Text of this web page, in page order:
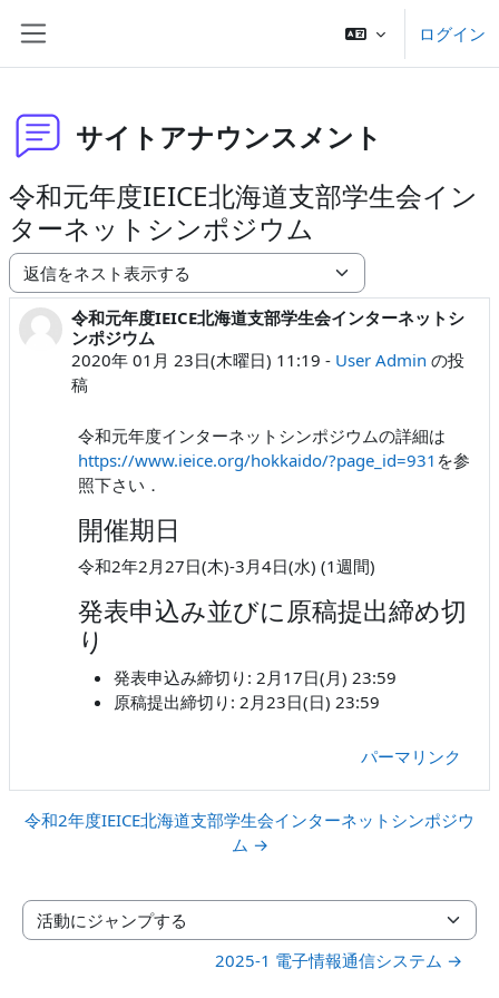
ログイン
サイトアナウンスメント
令和元年度IEICE北海道支部学生会イン
ターネットシンポジウム
表示モード
令和元年度IEICE北海道支部学生会インターネットシ
ンポジウム
2020年 01月 23日(木曜日) 11:19 - User Admin の投
稿
返信数: 0
令和元年度インターネットシンポジウムの詳細は
https://www.ieice.org/hokkaido/?page_id=931 を参
照下さい．
開催期日
令和2年2月27日(木)-3月4日(水) (1週間)
発表申込み並びに原稿提出締め切
り
発表申込み締切り: 2月17日(月) 23:59
原稿提出締切り: 2月23日(日) 23:59
パーマリンク
令和2年度IEICE北海道支部学生会インターネットシンポジウ
ム →
活動にジャンプする
2025-1 電子情報通信システム →